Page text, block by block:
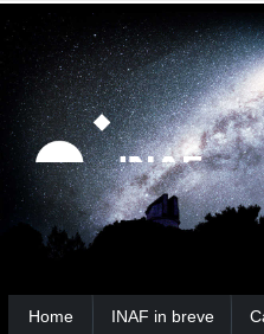
Strumenti
personali
Salta
contenuti.
|
Salta
alla
navigazione
Ricerca
avanzata…
Home INAF in breve